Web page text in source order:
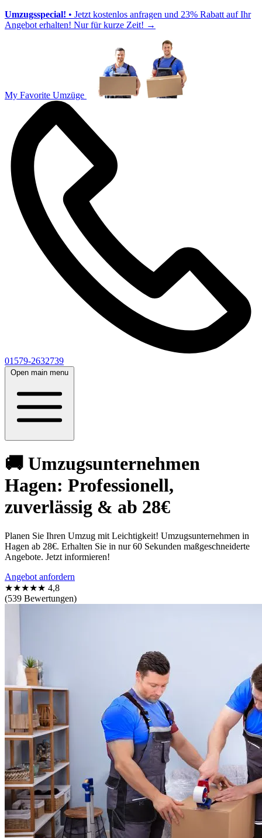
Umzugsspecial! • Jetzt kostenlos anfragen und 23% Rabatt auf Ihr
Angebot erhalten! Nur für kurze Zeit! →
My Favorite Umzüge
01579-2632739
Open main menu
🚚 Umzugsunternehmen
Hagen: Professionell,
zuverlässig & ab 28€
Planen Sie Ihren Umzug mit Leichtigkeit! Umzugsunternehmen in
Hagen ab 28€. Erhalten Sie in nur 60 Sekunden maßgeschneiderte
Angebote. Jetzt informieren!
Angebot anfordern
★★★★★ 4,8
(539 Bewertungen)